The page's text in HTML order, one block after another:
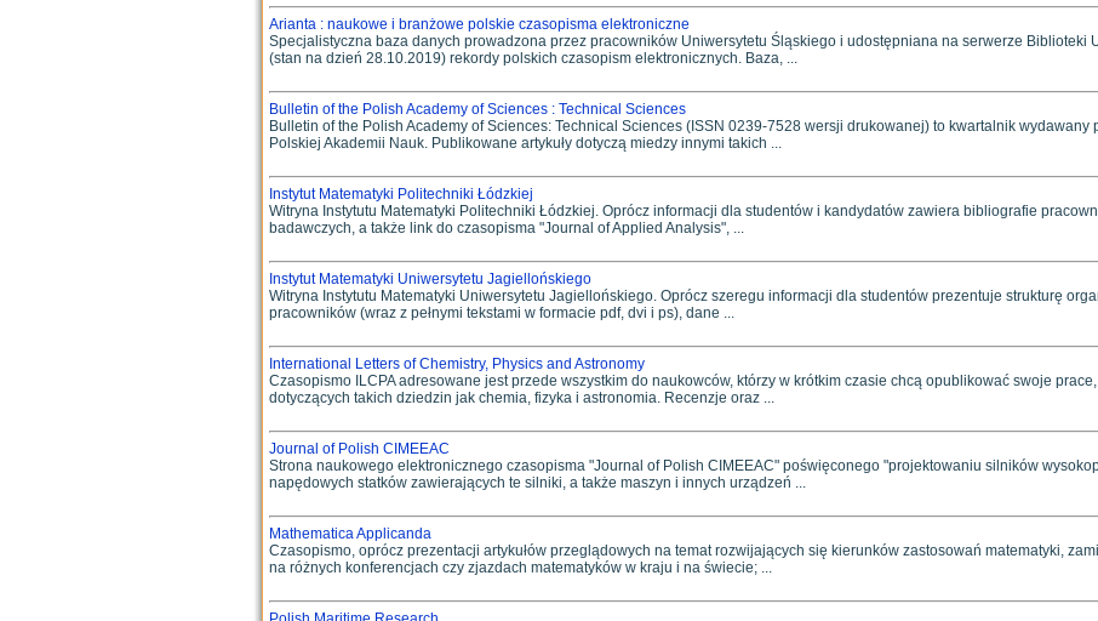
Arianta : naukowe i branżowe polskie czasopisma elektroniczne
Specjalistyczna baza danych prowadzona przez pracowników Uniwersytetu Śląskiego i udostępniana na serwerze Biblioteki
(stan na dzień 28.10.2019) rekordy polskich czasopism elektronicznych. Baza, ...
Bulletin of the Polish Academy of Sciences : Technical Sciences
Bulletin of the Polish Academy of Sciences: Technical Sciences (ISSN 0239-7528 wersji drukowanej) to kwartalnik wydawany
Polskiej Akademii Nauk. Publikowane artykuły dotyczą miedzy innymi takich ...
Instytut Matematyki Politechniki Łódzkiej
Witryna Instytutu Matematyki Politechniki Łódzkiej. Oprócz informacji dla studentów i kandydatów zawiera bibliografie
badawczych, a także link do czasopisma "Journal of Applied Analysis", ...
Instytut Matematyki Uniwersytetu Jagiellońskiego
Witryna Instytutu Matematyki Uniwersytetu Jagiellońskiego. Oprócz szeregu informacji dla studentów prezentuje strukturę
pracowników (wraz z pełnymi tekstami w formacie pdf, dvi i ps), dane ...
International Letters of Chemistry, Physics and Astronomy
Czasopismo ILCPA adresowane jest przede wszystkim do naukowców, którzy w krótkim czasie chcą opublikować swoje
dotyczących takich dziedzin jak chemia, fizyka i astronomia. Recenzje oraz ...
Journal of Polish CIMEEAC
Strona naukowego elektronicznego czasopisma "Journal of Polish CIMEEAC" poświęconego "projektowaniu silników
napędowych statków zawierających te silniki, a także maszyn i innych urządzeń ...
Mathematica Applicanda
Czasopismo, oprócz prezentacji artykułów przeglądowych na temat rozwijających się kierunków zastosowań matematyki,
na różnych konferencjach czy zjazdach matematyków w kraju i na świecie; ...